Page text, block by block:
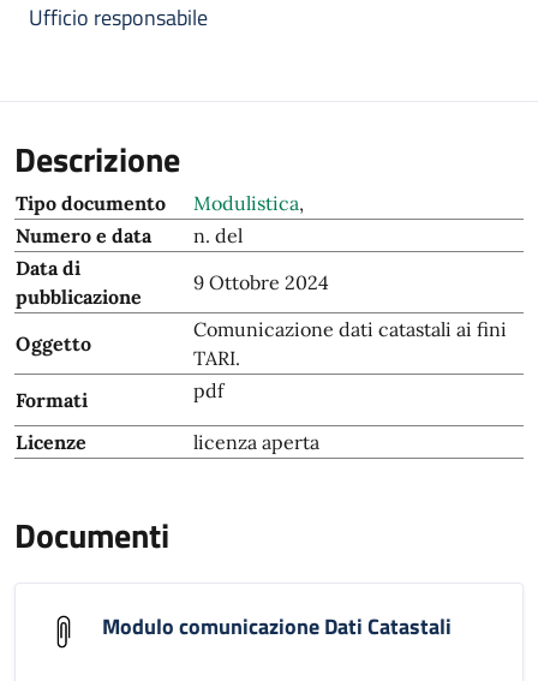
Ufficio responsabile
Descrizione
Tipo documento Modulistica,
Numero e data
n. del
Data di
pubblicazione
9 Ottobre 2024
Oggetto
Comunicazione dati catastali ai fini
TARI.
Formati
pdf
Licenze licenza aperta
Documenti
Modulo comunicazione Dati Catastali